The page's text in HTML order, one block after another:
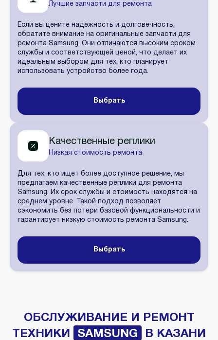
Лучшие запчасти для ремонта
Если вы цените надежность и долговечность,
обратите внимание на оригинальные запчасти для
ремонта Samsung. Они отличаются высоким сроком
службы и соответствующей ценой, что делает их
идеальным выбором для тех, кто планирует
использовать устройство более года.
Выбрать
Качественные реплики
Низкая стоимость ремонта
Для тех, кто ищет более доступное решение, мы
предлагаем качественные реплики для ремонта
Samsung. Их срок службы и стоимость находятся на
среднем уровне. Такой подход позволяет
сэкономить без потери базовой функциональности и
гарантирует низкую стоимость ремонта Samsung.
Выбрать
ОБСЛУЖИВАНИЕ И РЕМОНТ
ТЕХНИКИ
SAMSUNG В КАЗАНИ